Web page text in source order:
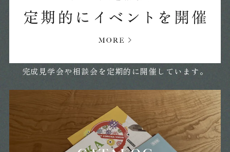
2024年06月 (8)
完成見学会や相談会を定期的に開催しています。